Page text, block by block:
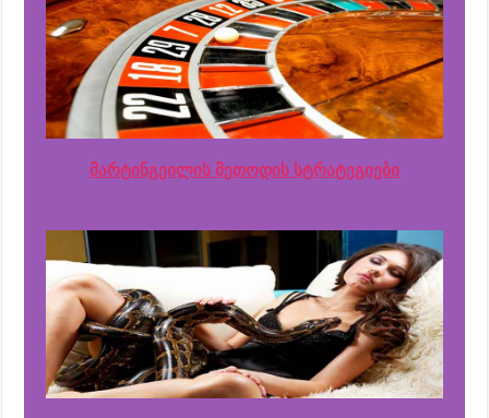
მარტინგეილის მეთოდის სტრატეგიები